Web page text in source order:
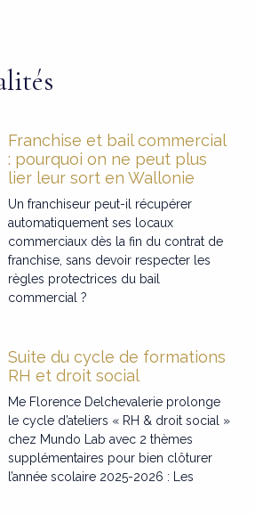
Franchise et bail commercial
: pourquoi on ne peut plus
lier leur sort en Wallonie
Un franchiseur peut-il récupérer
automatiquement ses locaux
commerciaux dès la fin du contrat de
franchise, sans devoir respecter les
règles protectrices du bail
commercial ?
Suite du cycle de formations
RH et droit social
Me Florence Delchevalerie prolonge
le cycle d’ateliers « RH & droit social »
chez Mundo Lab avec 2 thèmes
supplémentaires pour bien clôturer
l’année scolaire 2025-2026 : Les